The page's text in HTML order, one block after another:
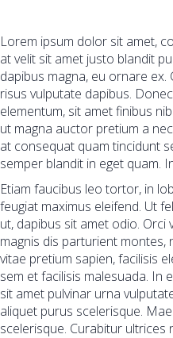
Lorem ipsum dolor sit amet,
at velit sit amet justo blandit
dapibus magna, eu ornare
risus vulputate dapibus.
elementum, sit amet finibus
ut magna auctor pretium a
at consequat quam tincidunt
semper blandit in eget quam.
Etiam faucibus leo tortor, in
feugiat maximus eleifend. Ut
ut, dapibus sit amet odio.
magnis dis parturient montes,
vitae pretium sapien, facilisis
sem et facilisis malesuada. In
sit amet pulvinar urna
aliquet purus scelerisque.
scelerisque. Curabitur ultrices